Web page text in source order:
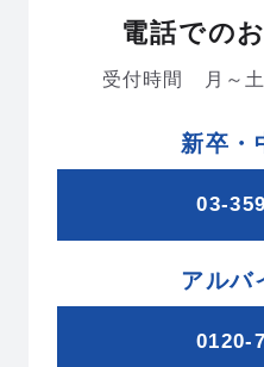
電話での
受付時間 月～
新卒・
03-
アルバ
0120-
本社スタッフ
ムービーギャラ
ブランドムービー